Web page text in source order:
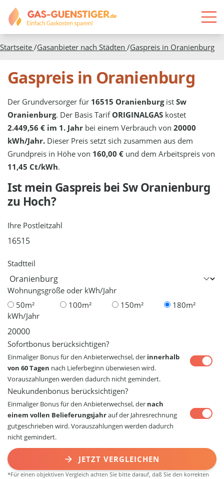
Startseite /Gasanbieter nach Städten /Gaspreis in Oranienburg
Gaspreis in Oranienburg
Der Grundversorger für 16515 OranienburgistSw
Oranienburg. Der Basis Tarif ORIGINALGAS kostet
2.449,56 € im 1. Jahr bei einem Verbrauch von20000
kWh/Jahr. Dieser Preis setzt sich zusammen aus dem
Grundpreis in Höhe von 160,00 € und dem Arbeitspreis von
11,45 Ct/kWh.
Ist mein Gaspreis bei Sw Oranienburg
zu Hoch?
Ihre Postleitzahl
Stadtteil
Wohnungsgröße oder kWh/Jahr
50m²
100m² 150m²
180m²
kWh/Jahr
Sofortbonus berücksichtigen?
Einmaliger Bonus für den Anbieterwechsel, der innerhalb
von 60 Tagen nach Lieferbeginn überwiesen wird.
Vorauszahlungen werden dadurch nicht gemindert.
Neukundenbonus berücksichtigen?
Einmaliger Bonus für den Anbieterwechsel, der nach
einem vollen Belieferungsjahrauf der Jahresrechnung
gutgeschrieben wird. Vorauszahlungen werden dadurch
nicht gemindert.
JETZT VERGLEICHEN
*Für einen objektiven Vergleich achten Sie bitte darauf, daß Sie den korrekten